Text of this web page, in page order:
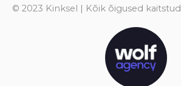
© 2023 Kinksel | Kõik õigused kaitstud